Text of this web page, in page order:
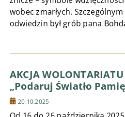
wobec zmarłych.
odwiedzin był grób pana
AKCJA WOLONTARIATU
„Podaruj Światło
20.10.2025